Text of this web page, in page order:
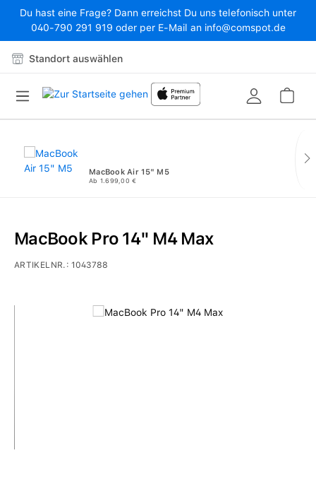
Zum Hauptinhalt springen
Du hast eine Frage? Dann erreichst Du uns telefonisch unter
040-790 291 919 oder per E-Mail an info@comspot.de
Standort auswählen
MacBook Air 15" M5
Ab 1.699,00 €
Bildergalerie überspringen
MacBook Pro 14" M4 Max
ARTIKELNR.:1043788